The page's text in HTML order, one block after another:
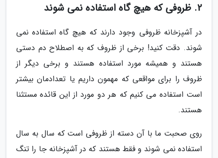
2. ظروفی که هیچ گاه استفاده نمی شوند
در آشپزخانه ظروفی وجود دارند که هیچ گاه استفاده نمی
شوند. دقت کنید! برخی از ظروف که به اصطلاح دم دستی
هستند و همیشه مورد استفاده هستند و برخی دیگر از
ظروف را برای مواقعی که مهمون داریم یا تعدادمان بیشتر
است استفاده می کنیم که هر دو مورد از این قائده مستثنا
هستند.
روی صحبت ما با آن دسته از ظروفی است که سال به سال
استفاده نمی شوند و فقط هستند که در آشپزخانه جا را تنگ